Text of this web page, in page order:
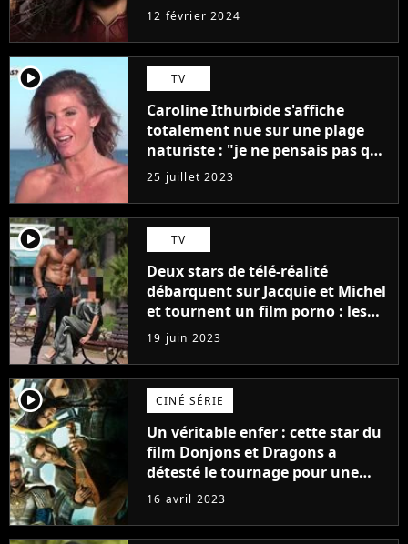
12 février 2024
player2 TV
Caroline Ithurbide s'affiche
totalement nue sur une plage
naturiste : "je ne pensais pas que
j'arriverais à le faire..."
25 juillet 2023
player2 TV
Deux stars de télé-réalité
débarquent sur Jacquie et Michel
et tournent un film porno : les
premières images du tournage
(exclu)
19 juin 2023
player2 CINÉ SÉRIE
Un véritable enfer : cette star du
film Donjons et Dragons a
détesté le tournage pour une
raison très spéciale
16 avril 2023